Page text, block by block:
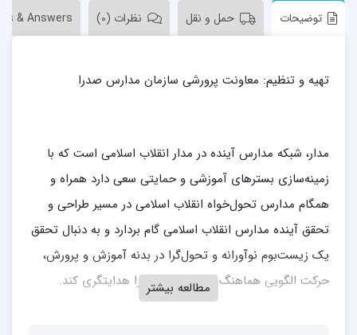
توضیحات حمل و نقل نظرات (0) & Answers
تهیه و تنظیم: معاونت پرورشی سازمان مدارس صدرا
مدار، شبکه مدارس آینده در مدار انقلاب اسلامی است که با
زمینه‌سازی بسترهای آموزشی و حمایتی سعی دارد همراه و
همگام مدارس تحول‌خواه انقلاب اسلامی در مسیر طراحی و
تحقق آینده مدارس انقلاب اسلامی گام بردارد و به دنبال تحقق
یک زیست‌بوم نوآورانه و تحول‌گرا در بدنه آموزش و پرورش،
حرکت الگویی هماهنگ و توسعه‌پذیری را هدایتگری کند.
مطالعه بیشتر